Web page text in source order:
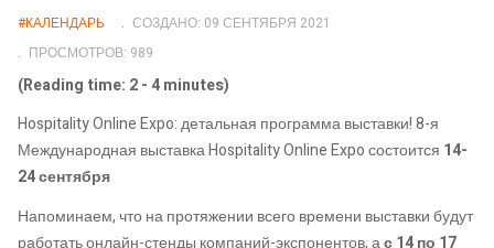
#КАЛЕНДАРЬ
СОЗДАНО: 09 СЕНТЯБРЯ 2021
ПРОСМОТРОВ: 989
(Reading time: 2 - 4 minutes)
Hospitality Online Expo: детальная программа выставки! 8-я
Международная выставка Hospitality Online Expo состоится 14-
24 сентября
Напоминаем, что на протяжении всего времени выставки будут
работать онлайн-стенды компаний-экспонентов, ас 14 по 17